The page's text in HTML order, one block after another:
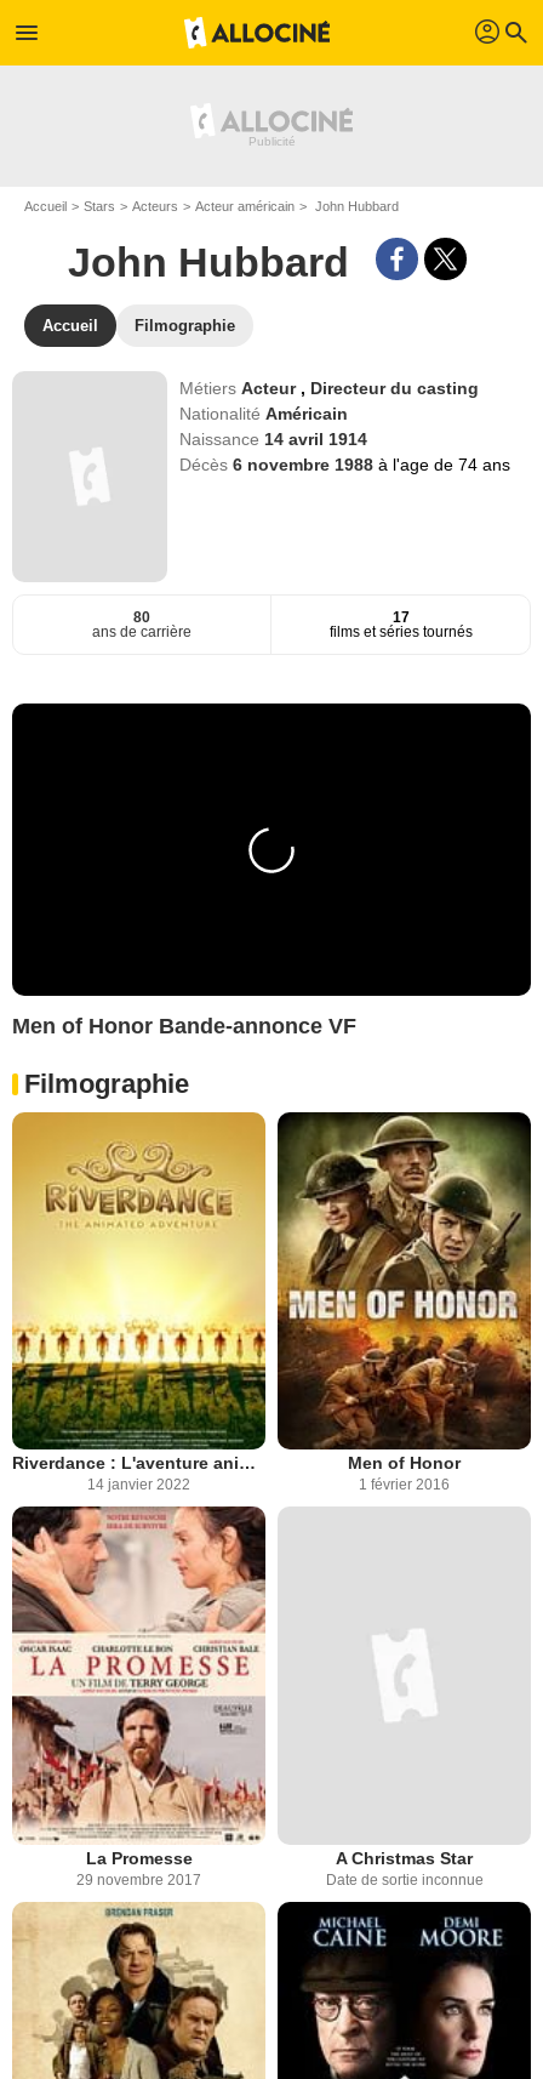
menu profil search
Accueil Stars Acteurs Acteur américain John Hubbard
John Hubbard
Accueil Filmographie
MétiersActeur , Directeur du casting
NationalitéAméricain
Naissance 14 avril 1914
Décès6 novembre 1988à l'age de 74 ans
80
ans de carrière
17
films et séries tournés
Men of Honor Bande-annonce VF
Filmographie
Riverdance : L'aventure animée
14 janvier 2022
Men of Honor
1 février 2016
La Promesse
29 novembre 2017
A Christmas Star
Date de sortie inconnue